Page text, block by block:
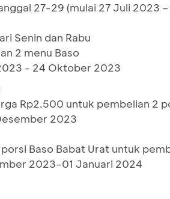
27-29 (mulai 27 Juli 2023
Senin dan Rabu
2 menu Baso
- 24 Oktober 2023
Rp2.500 untuk pembelian 2
2023
porsi Baso Babat Urat untuk
2023–01 Januari 2024